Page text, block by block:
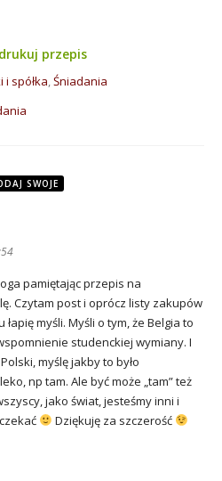
przepis
i spółka,Śniadania
SWOJE
pamiętając przepis na
Czytam post i oprócz listy zakupów
myśli. Myśli o tym, że Belgia to
studenckiej wymiany. I
myślę jakby to było
np tam. Ale być może „tam” też
jako świat, jesteśmy inni i
Dziękuję za szczerość